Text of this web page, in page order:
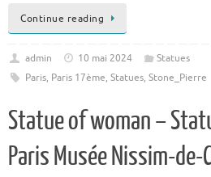
Continue reading
admin 10 mai 2024
Statues
Paris, Paris 17ème, Statues, Stone_Pierre
Statue of woman –
Paris Musée Nissim-